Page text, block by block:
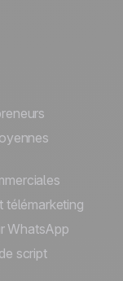
télémarketing
WhatsApp
script